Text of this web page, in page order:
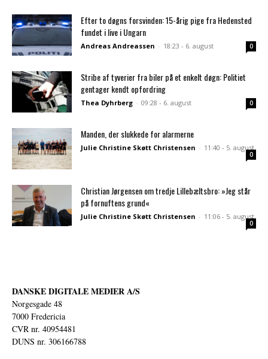
Efter to døgns forsvinden: 15-årig pige fra Hedensted
fundet i live i Ungarn
Andreas Andreassen - 18:23 - 6. august 0
Stribe af tyverier fra biler på et enkelt døgn: Politiet
gentager kendt opfordring
Thea Dyhrberg - 09:28 - 6. august 0
Manden, der slukkede for alarmerne
Julie Christine Skøtt Christensen - 11:40 - 5. august
0
Christian Jørgensen om tredje Lillebæltsbro: »Jeg står
på fornuftens grund«
Julie Christine Skøtt Christensen - 11:06 - 5. august
0
DANSKE DIGITALE MEDIER A/S
Norgesgade 48
7000 Fredericia
CVR nr. 40954481
DUNS nr. 306166788